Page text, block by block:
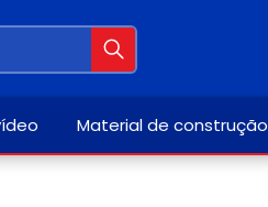
Material de construção